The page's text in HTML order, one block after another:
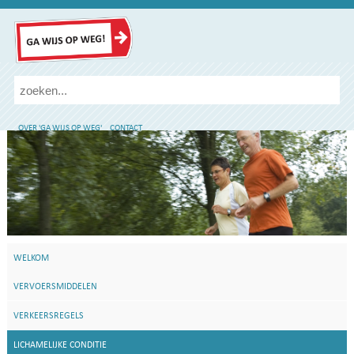
OVER 'GA WIJS OP WEG' CONTACT
WELKOM
VERVOERSMIDDELEN
VERKEERSREGELS
LICHAMELIJKE CONDITIE